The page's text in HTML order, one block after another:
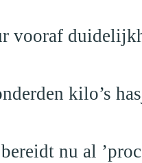
vooraf
kilo’s
nu al